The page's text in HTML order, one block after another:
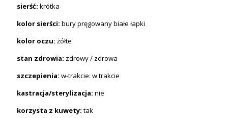
sierść: krótka
kolor sierści: bury pręgowany białe łapki
kolor oczu: żółte
stan zdrowia: zdrowy / zdrowa
szczepienia: w-trakcie: w trakcie
kastracja/sterylizacja: nie
korzysta z kuwety: tak